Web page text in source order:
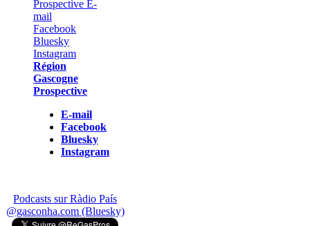
Région
Gascogne
Prospective
E-mail
Facebook
Bluesky
Instagram
Podcasts sur Ràdio País
@gasconha.com (Bluesky)